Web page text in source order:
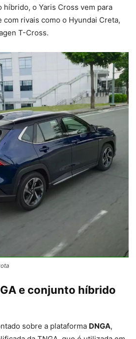
híbrido, o Yaris Cross vem para
rivais como o Hyundai Creta,
T-Cross.
e conjunto híbrido
sobre a plataforma DNGA,